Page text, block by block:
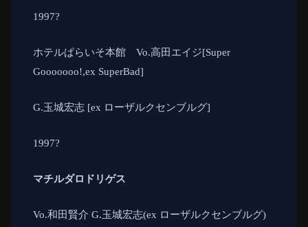
1997?
ホテルぱらいそ本館 Vo.高田エイジ[Super
Gooooooo!,ex SuperBad]
G.玉城宏志 [ex ローザルクセンブルグ]
1997?
マチルダロドリゲス
Vo.和田賢介 G.玉城宏志(ex ローザルクセンブルグ)